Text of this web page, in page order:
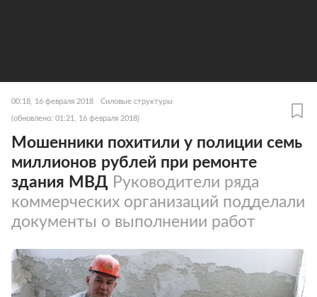
00:18, 16 февраля 2018 Силовые структуры
(обновлено: 01:21, 16 февраля 2018)
Мошенники похитили у полиции семь
миллионов рублей при ремонте
здания МВД Руководители ряда
коммерческих организаций подделали
документы о выполнении работ